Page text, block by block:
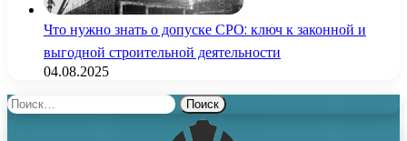
Что нужно знать о допуске СРО: ключ к законной и
выгодной строительной деятельности
04.08.2025
Найти: